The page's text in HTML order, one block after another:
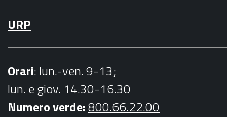
URP
Orari: lun.-ven. 9-13;
lun. e giov. 14.30-16.30
Numero verde:800.66.22.00